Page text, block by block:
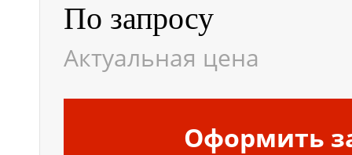
Ширина, мм
По запросу
Актуальная цена
Оформить